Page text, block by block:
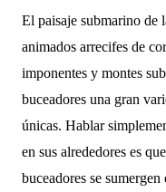
El paisaje submarino de
animados arrecifes de
imponentes y montes
buceadores una gran
únicas. Hablar
en sus alrededores es
buceadores se